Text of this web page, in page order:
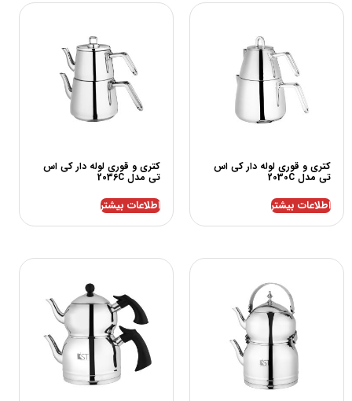
کتری و قوری لوله دار کی اس
تی مدل 2030C
اطلاعات بیشتر
کتری و قوری لوله دار کی اس
تی مدل 2036C
اطلاعات بیشتر